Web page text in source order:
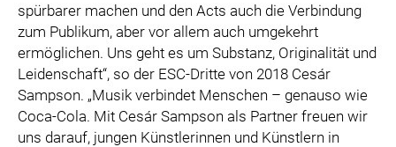
spürbarer machen und den Acts auch die Verbindung
zum Publikum, aber vor allem auch umgekehrt
ermöglichen. Uns geht es um Substanz, Originalität und
Leidenschaft“, so der ESC-Dritte von 2018 Cesár
Sampson. „Musik verbindet Menschen – genauso wie
Coca-Cola. Mit Cesár Sampson als Partner freuen wir
uns darauf, jungen Künstlerinnen und Künstlern in